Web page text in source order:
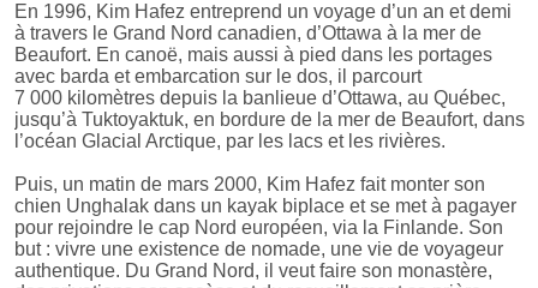
En 1996, Kim Hafez entreprend un voyage d’un an et demi
à travers le Grand Nord canadien, d’Ottawa à la mer de
Beaufort. En canoë, mais aussi à pied dans les portages
avec barda et embarcation sur le dos, il parcourt
7 000 kilomètres depuis la banlieue d’Ottawa, au Québec,
jusqu’à Tuktoyaktuk, en bordure de la mer de Beaufort, dans
l’océan Glacial Arctique, par les lacs et les rivières.
Puis, un matin de mars 2000, Kim Hafez fait monter son
chien Unghalak dans un kayak biplace et se met à pagayer
pour rejoindre le cap Nord européen, via la Finlande. Son
but : vivre une existence de nomade, une vie de voyageur
authentique. Du Grand Nord, il veut faire son monastère,